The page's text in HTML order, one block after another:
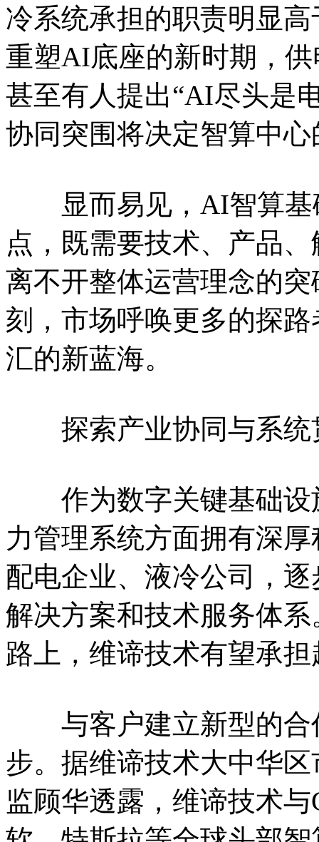
冷系统承担的职责明显
重塑AI底座的新时期，
甚至有人提出“AI尽头是
协同突围将决定智算中
显而易见，AI智算基
点，既需要技术、产品
离不开整体运营理念的
刻，市场呼唤更多的探
汇的新蓝海。
探索产业协同与系统
作为数字关键基础设
力管理系统方面拥有深
配电企业、液冷公司，
解决方案和技术服务体
路上，维谛技术有望承
与客户建立新型的合
步。据维谛技术大中华
监顾华透露，维谛技术